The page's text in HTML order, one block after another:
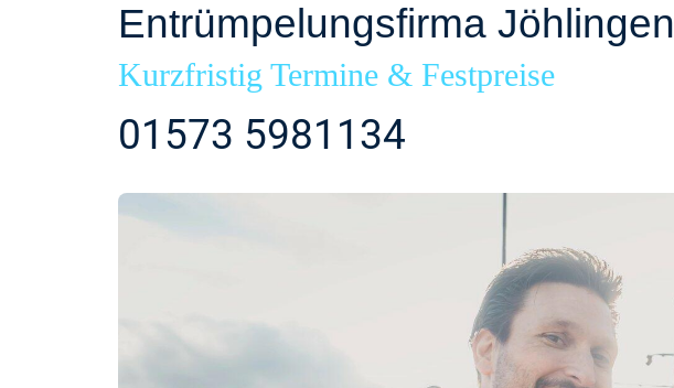
Entrümpelungsfirma Jöhlingen
Kurzfristig Termine & Festpreise
01573 5981134